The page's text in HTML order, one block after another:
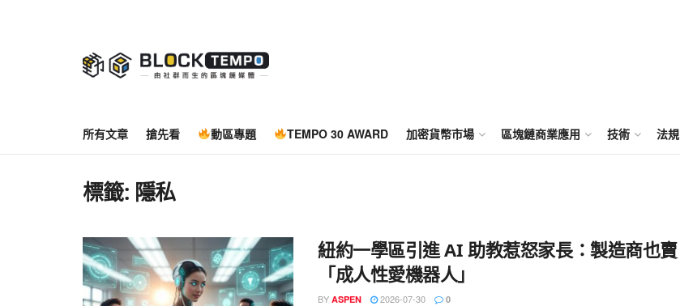
所有文章 搶先看 動區專題 TEMPO 30 AWARD 加密貨幣市場 區塊鏈商業應用 技術 法規
標籤: 隱私
紐約一學區引進 AI 助教惹怒家長：製造商也賣
「成人性愛機器人」
BY ASPEN 2026-07-30 0